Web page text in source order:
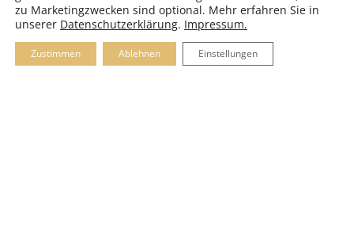
zu Marketingzwecken sind optional. Mehr erfahren Sie in
unserer Datenschutzerklärung. Impressum.
Zustimmen Ablehnen Einstellungen